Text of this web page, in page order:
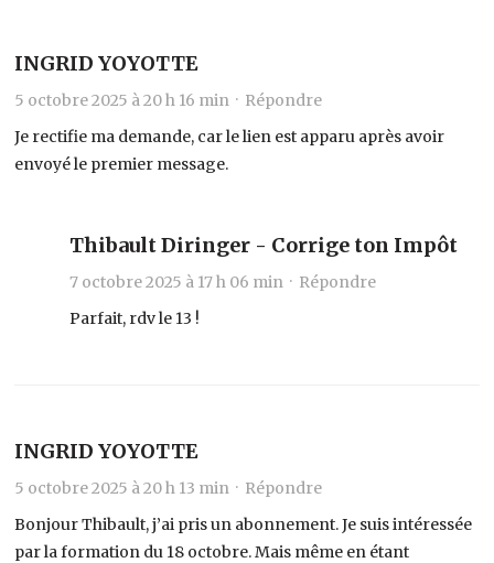
INGRID YOYOTTE
5 octobre 2025 à 20 h 16 min · Répondre
Je rectifie ma demande, car le lien est apparu après avoir
envoyé le premier message.
Thibault Diringer - Corrige ton Impôt
7 octobre 2025 à 17 h 06 min · Répondre
Parfait, rdv le 13 !
INGRID YOYOTTE
5 octobre 2025 à 20 h 13 min · Répondre
Bonjour Thibault, j’ai pris un abonnement. Je suis intéressée
par la formation du 18 octobre. Mais même en étant